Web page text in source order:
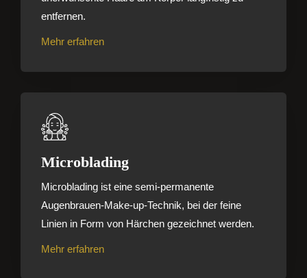
entfernen.
Mehr erfahren
Microblading
Microblading ist eine semi-permanente
Augenbrauen-Make-up-Technik, bei der feine
Linien in Form von Härchen gezeichnet werden.
Mehr erfahren